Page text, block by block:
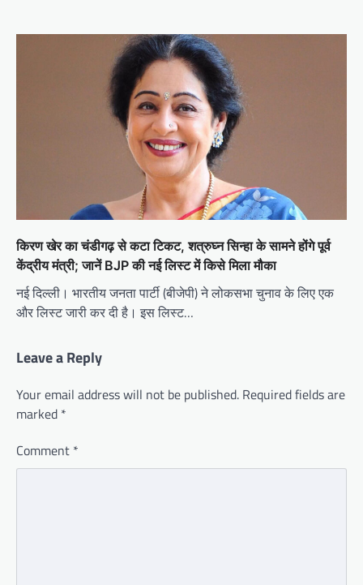
किरण खेर का चंडीगढ़ से कटा टिकट, शत्रुघ्न सिन्हा के सामने होंगे पूर्व
केंद्रीय मंत्री; जानें BJP की नई लिस्ट में किसे मिला मौका
नई दिल्ली। भारतीय जनता पार्टी (बीजेपी) ने लोकसभा चुनाव के लिए एक
और लिस्ट जारी कर दी है। इस लिस्ट…
Leave a Reply
Your email address will not be published. Required fields are
marked *
Comment *